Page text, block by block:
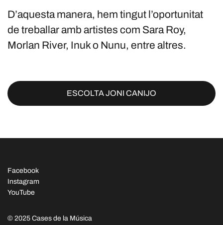
D’aquesta manera, hem tingut l’oportunitat
de treballar amb artistes com Sara Roy,
Morlan River, Inuk o Nunu, entre altres.
ESCOLTA JONI CANIJO
Facebook
Instagram
YouTube
© 2025 Cases de la Música